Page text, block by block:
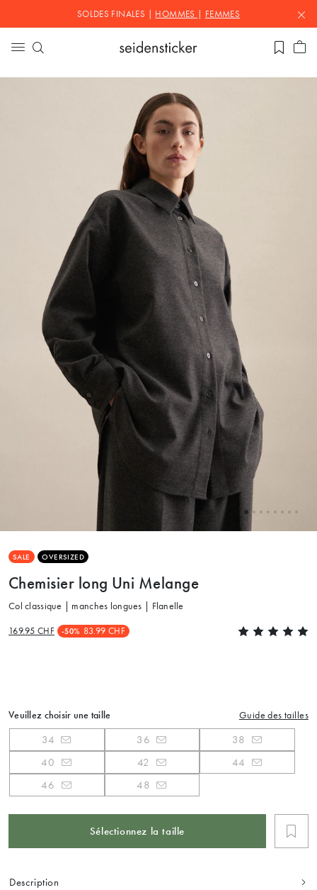
SOLDES FINALES | HOMMES FEMMES
SALE OVERSIZED
Chemisier long Uni Melange
Col classique | manches longues | Flanelle
169.95 CHF -50% 83.99 CHF
Veuillez choisir une taille Guide des tailles
34 36
38
40
42
44
46
48
Sélectionnez la taille
Description